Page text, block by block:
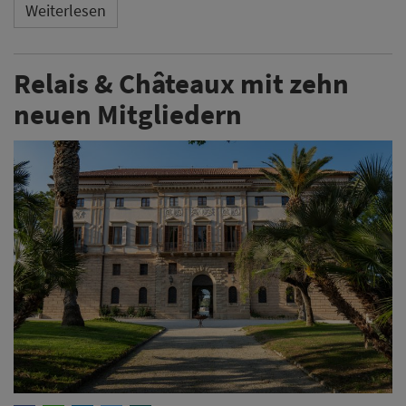
Weiterlesen
Relais & Châteaux mit zehn
neuen Mitgliedern